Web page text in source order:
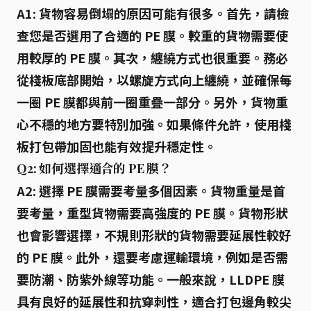
A1: 貨物容易倒塌的原因可能有很多。首先，請檢
查您是否選用了合適的 PE 膜 。較重的貨物需要使
用較厚的 PE 膜。其次， 纏繞方式也很重要。務必
從棧板底部開始，以螺旋方式向上纏繞，並確保每
一圈 PE 膜都與前一圈重疊一部分。另外，貨物重
心不穩的地方要特別加強。如果條件允許，使用棧
板打包帶加固也能有效提升穩定性。
Q2: 如何選擇適合的 PE 膜？
A2: 選擇 PE 膜需要考量多個因素。 貨物重量是首
要考量，重型貨物需要高強度的 PE 膜。 貨物形狀
也會影響選擇，不規則形狀的貨物需要延展性較好
的 PE 膜。此外，還要考慮運輸環境 ，例如是否需
要防潮、防紫外線等功能。一般來說，LLDPE 膜
具有良好的延展性和抗穿刺性，適合打包邊角較尖